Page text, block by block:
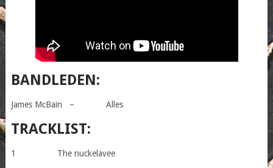
BANDLEDEN:
James McBain – Alles
TRACKLIST:
1 The nuckelavee